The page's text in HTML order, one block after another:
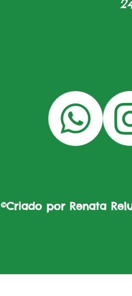
©Criado por Renata